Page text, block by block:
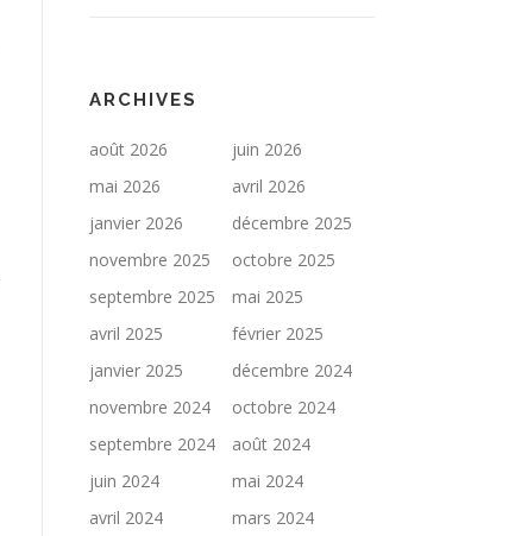
ARCHIVES
août 2026
juin 2026
mai 2026
avril 2026
janvier 2026
décembre 2025
novembre 2025
octobre 2025
septembre 2025
mai 2025
avril 2025
février 2025
janvier 2025
décembre 2024
novembre 2024
octobre 2024
septembre 2024
août 2024
juin 2024
mai 2024
avril 2024
mars 2024